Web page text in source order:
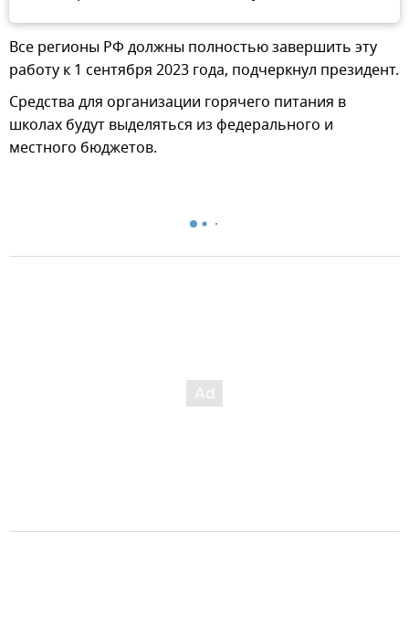
Все регионы РФ должны полностью завершить эту
работу к 1 сентября 2023 года, подчеркнул президент.
Средства для организации горячего питания в
школах будут выделяться из федерального и
местного бюджетов.